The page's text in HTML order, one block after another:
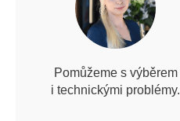
Pomůžeme s výběrem
i technickými problémy.